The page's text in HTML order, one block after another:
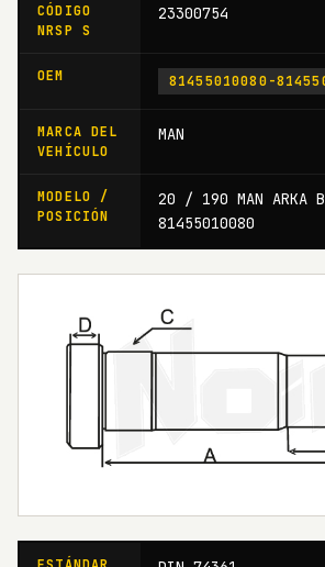
CÓDIGO
NRSP S
23300754
OEM 81455010080-
MARCA DEL
VEHÍCULO
MAN
MODELO /
POSICIÓN
20 / 190 MAN ARKA
81455010080